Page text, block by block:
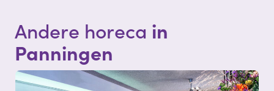
Andere horeca in
Panningen